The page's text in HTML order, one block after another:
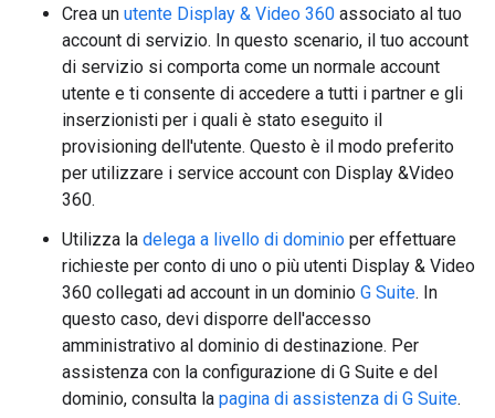
Crea un utente Display & Video 360 associato al tuo
account di servizio. In questo scenario, il tuo account
di servizio si comporta come un normale account
utente e ti consente di accedere a tutti i partner e gli
inserzionisti per i quali è stato eseguito il
provisioning dell'utente. Questo è il modo preferito
per utilizzare i service account con Display &Video
360.
Utilizza la delega a livello di dominio per effettuare
richieste per conto di uno o più utenti Display & Video
360 collegati ad account in un dominio G Suite. In
questo caso, devi disporre dell'accesso
amministrativo al dominio di destinazione. Per
assistenza con la configurazione di G Suite e del
dominio, consulta la pagina di assistenza di G Suite.